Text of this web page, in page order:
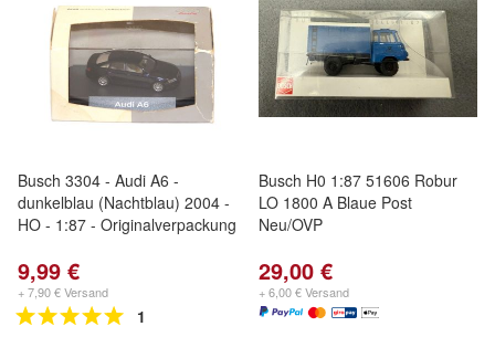
Busch 3304 - Audi A6 -
dunkelblau (Nachtblau) 2004 -
HO - 1:87 - Originalverpackung
9,99 €
+ 7,90 € Versand
1
Busch H0 1:87 51606 Robur
LO 1800 A Blaue Post
Neu/OVP
29,00 €
+ 6,00 € Versand